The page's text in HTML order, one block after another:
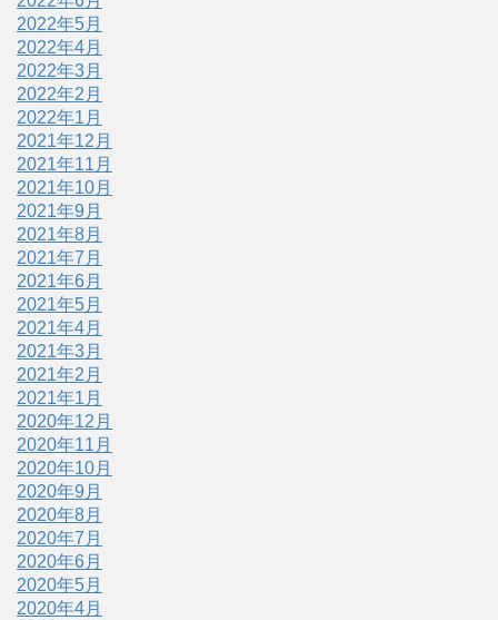
2022年5月
2022年4月
2022年3月
2022年2月
2022年1月
2021年12月
2021年11月
2021年10月
2021年9月
2021年8月
2021年7月
2021年6月
2021年5月
2021年4月
2021年3月
2021年2月
2021年1月
2020年12月
2020年11月
2020年10月
2020年9月
2020年8月
2020年7月
2020年6月
2020年5月
2020年4月